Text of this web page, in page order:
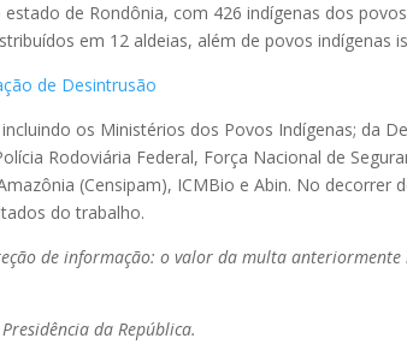
de Rondônia, com 426 indígenas dos povos
em 12 aldeias, além de povos indígenas
de Desintrusão
os Ministérios dos Povos Indígenas; da
Rodoviária Federal, Força Nacional de
(Censipam), ICMBio e Abin. No decorrer
do trabalho.
de informação: o valor da multa anteriormente
da República.